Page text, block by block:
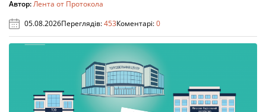
Автор:Лента от Протокола
05.08.2026Переглядів:453Коментарі:0